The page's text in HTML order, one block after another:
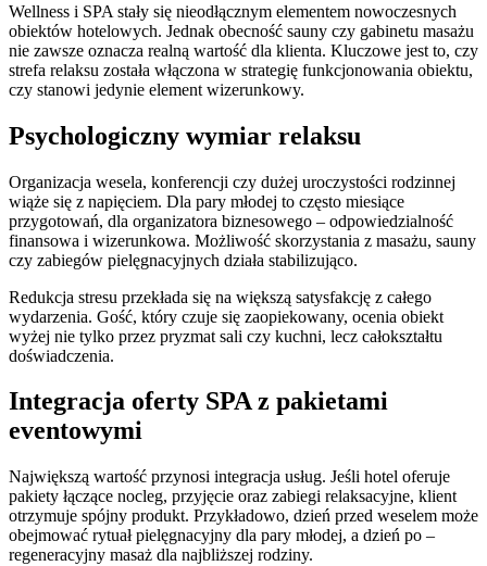
Wellness i SPA stały się nieodłącznym elementem nowoczesnych
obiektów hotelowych. Jednak obecność sauny czy gabinetu masażu
nie zawsze oznacza realną wartość dla klienta. Kluczowe jest to, czy
strefa relaksu została włączona w strategię funkcjonowania obiektu,
czy stanowi jedynie element wizerunkowy.
Psychologiczny wymiar relaksu
Organizacja wesela, konferencji czy dużej uroczystości rodzinnej
wiąże się z napięciem. Dla pary młodej to często miesiące
przygotowań, dla organizatora biznesowego – odpowiedzialność
finansowa i wizerunkowa. Możliwość skorzystania z masażu, sauny
czy zabiegów pielęgnacyjnych działa stabilizująco.
Redukcja stresu przekłada się na większą satysfakcję z całego
wydarzenia. Gość, który czuje się zaopiekowany, ocenia obiekt
wyżej nie tylko przez pryzmat sali czy kuchni, lecz całokształtu
doświadczenia.
Integracja oferty SPA z pakietami
eventowymi
Największą wartość przynosi integracja usług. Jeśli hotel oferuje
pakiety łączące nocleg, przyjęcie oraz zabiegi relaksacyjne, klient
otrzymuje spójny produkt. Przykładowo, dzień przed weselem może
obejmować rytuał pielęgnacyjny dla pary młodej, a dzień po –
regeneracyjny masaż dla najbliższej rodziny.